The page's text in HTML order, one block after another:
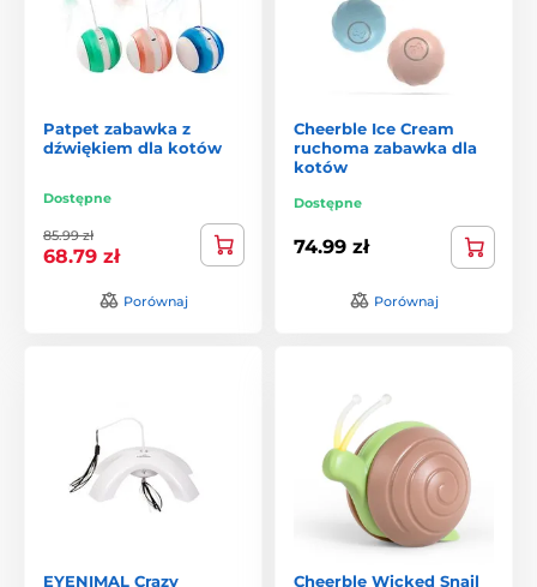
Patpet zabawka z
dźwiękiem dla kotów
Dostępne
85.99 zł
68.79 zł
Porównaj
Cheerble Ice Cream
ruchoma zabawka dla
kotów
Dostępne
74.99 zł
Porównaj
EYENIMAL Crazy Cheerble Wicked Snail